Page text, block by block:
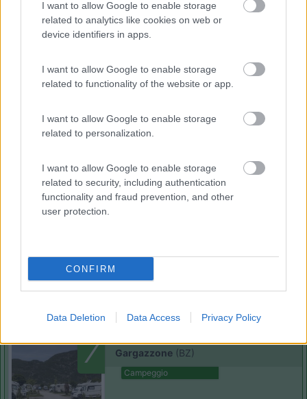
I want to allow Google to enable storage
related to analytics like cookies on web or
device identifiers in apps.
I want to allow Google to enable storage
related to functionality of the website or app.
I want to allow Google to enable storage
related to personalization.
I want to allow Google to enable storage
related to security, including authentication
functionality and fraud prevention, and other
user protection.
CONFIRM
Data Deletion Data Access Privacy Policy
Camping Toblacher See
Campeggio
8.1
(8)
Camping Arquin Lana
Lana (BZ)
7 Gargazzone (BZ)
Campeggio